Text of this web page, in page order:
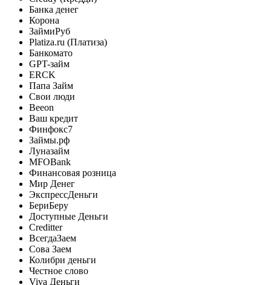
Банка денег
Корона
ЗаймиРуб
Platiza.ru (Платиза)
Банкомато
GPT-займ
ERCK
Папа Займ
Свои люди
Beeon
Ваш кредит
Финфокс7
Займы.рф
Луназайм
MFOBank
Финансовая розница
Мир Денег
ЭкспрессДеньги
БериБеру
Доступные Деньги
Creditter
ВсегдаЗаем
Сова Заем
Колибри деньги
Честное слово
Viva Деньги